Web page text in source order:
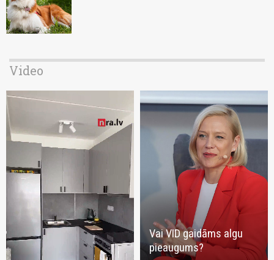
Video
Vai VID gaidāms algu
pieaugums?